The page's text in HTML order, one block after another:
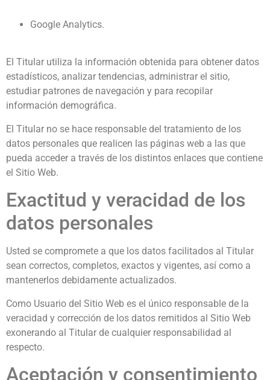
Google Analytics.
El Titular utiliza la información obtenida para obtener datos
estadísticos, analizar tendencias, administrar el sitio,
estudiar patrones de navegación y para recopilar
información demográfica.
El Titular no se hace responsable del tratamiento de los
datos personales que realicen las páginas web a las que
pueda acceder a través de los distintos enlaces que contiene
el Sitio Web.
Exactitud y veracidad de los
datos personales
Usted se compromete a que los datos facilitados al Titular
sean correctos, completos, exactos y vigentes, así como a
mantenerlos debidamente actualizados.
Como Usuario del Sitio Web es el único responsable de la
veracidad y corrección de los datos remitidos al Sitio Web
exonerando al Titular de cualquier responsabilidad al
respecto.
Aceptación y consentimiento